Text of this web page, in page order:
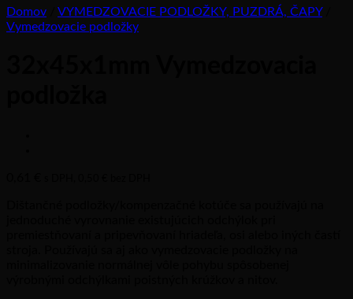
Domov VYMEDZOVACIE PODLOŽKY, PUZDRÁ, ČAPY
Vymedzovacie podložky